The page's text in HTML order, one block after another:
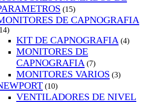
(15)
DE CAPNOGRAFIA
KIT DE CAPNOGRAFIA (4)
MONITORES DE
CAPNOGRAFIA (7)
MONITORES VARIOS (3)
(10)
VENTILADORES DE NIVEL